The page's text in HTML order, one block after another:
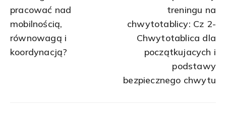
pracować nad
mobilnością,
równowagą i
koordynacją?
treningu na
chwytotablicy: Cz 2-
Chwytotablica dla
początkujacych i
podstawy
bezpiecznego chwytu